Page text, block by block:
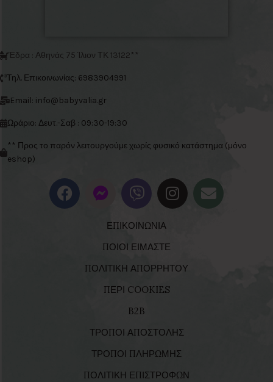
Έδρα : Αθηνάς 75 Ίλιον ΤΚ 13122**
Τηλ. Επικοινωνίας: 6983904991
Email: info@babyvalia.gr
Ωράριο: Δευτ.-Σαβ : 09:30-19:30
** Προς το παρόν λειτουργούμε χωρίς φυσικό κατάστημα (μόνο
eshop)
ΕΠΙΚΟΙΝΩΝΙΑ
ΠΟΙΟΙ ΕΙΜΑΣΤΕ
ΠΟΛΙΤΙΚΗ ΑΠΟΡΡΗΤΟΥ
ΠΕΡΙ COOKIES
B2B
ΤΡΟΠΟΙ ΑΠΟΣΤΟΛΗΣ
ΤΡΟΠΟΙ ΠΛΗΡΩΜΗΣ
ΠΟΛΙΤΙΚΗ ΕΠΙΣΤΡΟΦΩΝ